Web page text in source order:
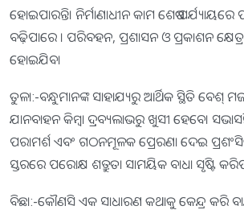
ହୋଇପାରନ୍ତି। ନିର୍ମାଣାଧୀନ କାମ ଶେଷ ପର୍ଯ୍ୟାୟରେ
ବଢ଼ିପାରେ । ପରିବହନ, ପ୍ରଶାସନ ଓ ପ୍ରକାଶନ
ହୋଇଯିବ।
ତୁଳା:-ବନ୍ଧୁମାନଙ୍କ ସାହାଯ୍ୟରୁ ଆର୍ଥିକ ସ୍ଥିତି ବେଶ୍‌
ଯାନବାହନ କିମ୍ବା ଦ୍ରବ୍ୟଲାଭରୁ ଖୁସୀ ହେବେ।
ପରାମର୍ଶ ଏବଂ ଗଠନମୂଳକ ପ୍ରେରଣା ଦେଇ
ସ୍ତରରେ ପରୋକ୍ଷ ଶତ୍ରୁତା ସାମୟିକ ବାଧା ସୃଷ୍ଟି
ବିଛା:-କୌଣସି ଏକ ସାଧାରଣ କଥାକୁ କେନ୍ଦ୍ର କରି